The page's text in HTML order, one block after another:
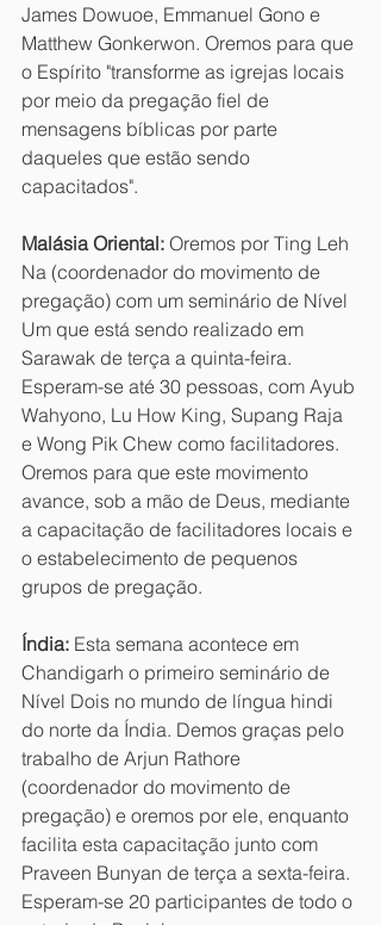
James Dowuoe, Emmanuel Gono e
Matthew Gonkerwon. Oremos para que
o Espírito "transforme as igrejas locais
por meio da pregação fiel de
mensagens bíblicas por parte
daqueles que estão sendo
capacitados".
Malásia Oriental: Oremos por Ting Leh
Na (coordenador do movimento de
pregação) com um seminário de Nível
Um que está sendo realizado em
Sarawak de terça a quinta-feira.
Esperam-se até 30 pessoas, com Ayub
Wahyono, Lu How King, Supang Raja
e Wong Pik Chew como facilitadores.
Oremos para que este movimento
avance, sob a mão de Deus, mediante
a capacitação de facilitadores locais e
o estabelecimento de pequenos
grupos de pregação.
Índia: Esta semana acontece em
Chandigarh o primeiro seminário de
Nível Dois no mundo de língua hindi
do norte da Índia. Demos graças pelo
trabalho de Arjun Rathore
(coordenador do movimento de
pregação) e oremos por ele, enquanto
facilita esta capacitação junto com
Praveen Bunyan de terça a sexta-feira.
Esperam-se 20 participantes de todo o